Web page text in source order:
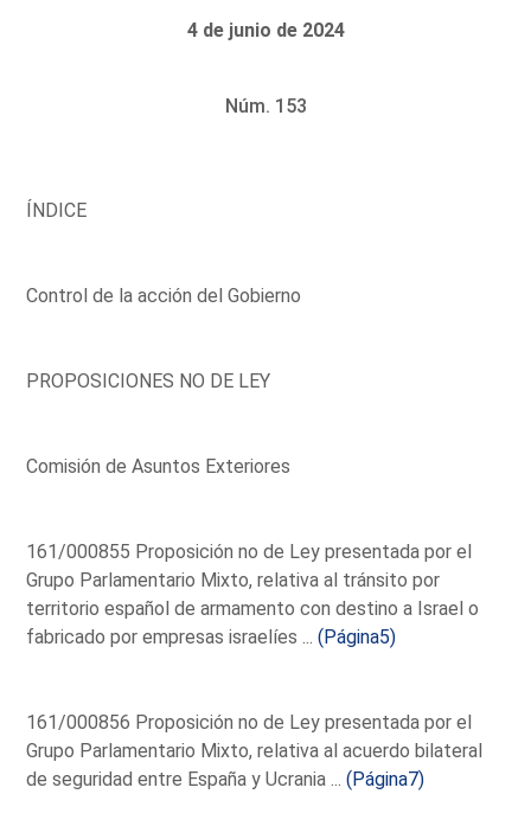
4 de junio de 2024
Núm. 153
ÍNDICE
Control de la acción del Gobierno
PROPOSICIONES NO DE LEY
Comisión de Asuntos Exteriores
161/000855 Proposición no de Ley presentada por el
Grupo Parlamentario Mixto, relativa al tránsito por
territorio español de armamento con destino a Israel o
fabricado por empresas israelíes ...(Página5)
161/000856 Proposición no de Ley presentada por el
Grupo Parlamentario Mixto, relativa al acuerdo bilateral
de seguridad entre España y Ucrania ...(Página7)